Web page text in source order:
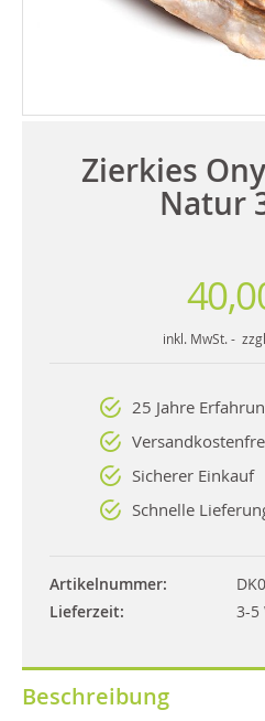
Zierkies
Natur
inkl. MwSt. -
25 Jahre
Sicherer Einkauf
Schnelle
Artikelnummer
Lieferzeit
3-5
Beschreibung